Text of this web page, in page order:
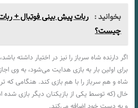
بخوانید : ربات پیش بینی فوتبال +
چیست؟
اگر دارنده‌ شاه سرباز را نیز در اختیار داشته‌‌
برای اولین بار به بازی هدایت می‌شود، به وی
شاه و هم سرباز را با هم بازی کند. هنگامی
خال (که توسط یکی از بازیکنان دیگر بازی شده‌